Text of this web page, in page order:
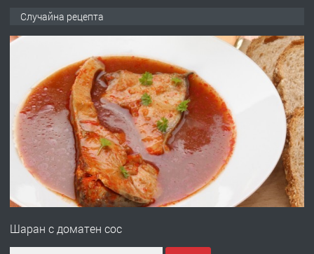
преди 12 часа
ПРЕДЛАГА Под НАЕМ двустаен Орфей
преди 3 дни
ПРЕДЛАГА
Нов апартамент на ул. Липа до
Случайна рецепта
Шаран с доматен сос